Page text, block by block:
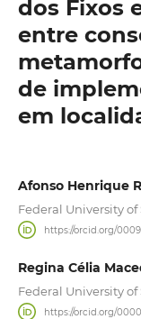
dos Fixos
entre
de
em
Afonso Henrique
Federal University of
https://orcid.org/
Regina Célia
Federal University of
https://orcid.org/